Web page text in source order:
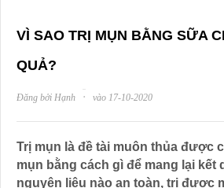
VÌ SAO TRỊ MỤN BẰNG SỮA
QUẢ?
Đăng bởi Hạnh · vào 17-10-2020
Trị mụn là đề tài muôn thủa được
mụn bằng cách gì để mang lại kết
nguyên liệu nào an toàn, trị được